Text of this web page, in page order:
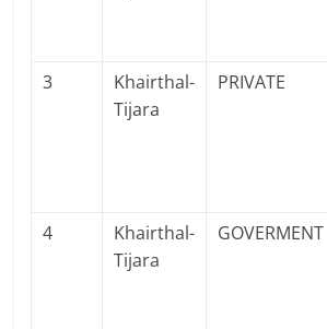
3
Khairthal-
Tijara
PRIVATE
4
Khairthal-
Tijara
GOVERMENT